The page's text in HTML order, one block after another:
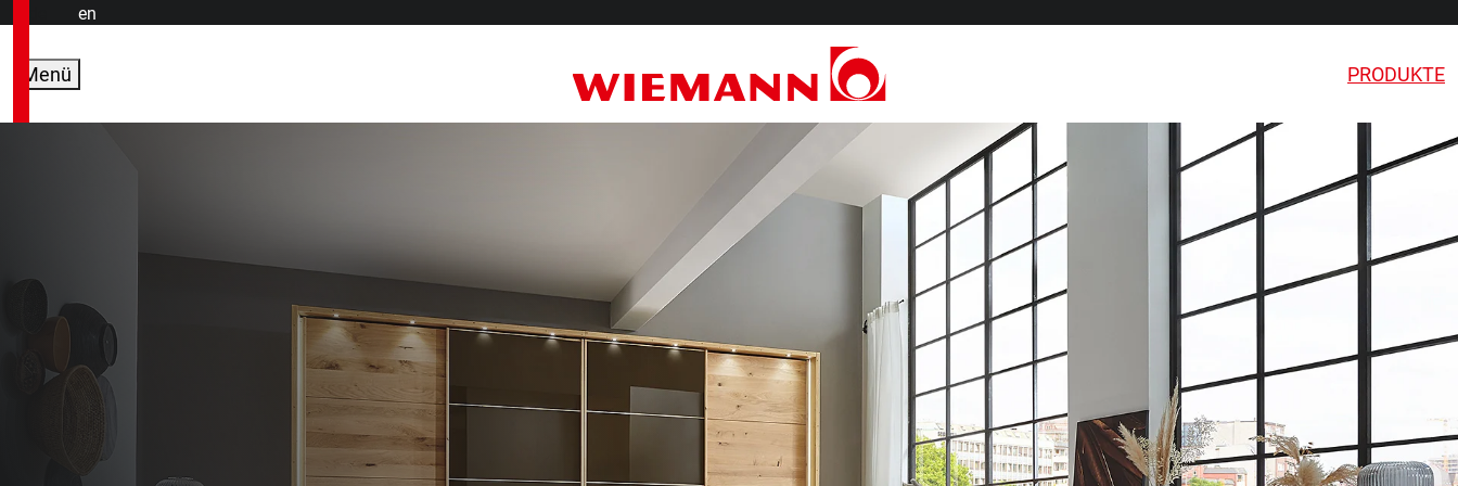
en
Menü PRODUKTE